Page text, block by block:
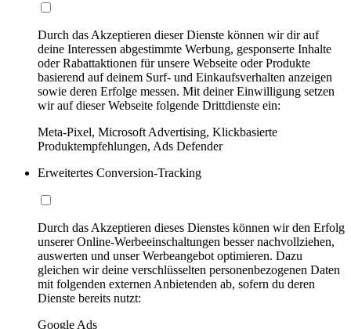
Durch das Akzeptieren dieser Dienste können wir dir auf
deine Interessen abgestimmte Werbung, gesponserte Inhalte
oder Rabattaktionen für unsere Webseite oder Produkte
basierend auf deinem Surf- und Einkaufsverhalten anzeigen
sowie deren Erfolge messen. Mit deiner Einwilligung setzen
wir auf dieser Webseite folgende Drittdienste ein:
Meta-Pixel, Microsoft Advertising, Klickbasierte
Produktempfehlungen, Ads Defender
Erweitertes Conversion-Tracking
Durch das Akzeptieren dieses Dienstes können wir den Erfolg
unserer Online-Werbeeinschaltungen besser nachvollziehen,
auswerten und unser Werbeangebot optimieren. Dazu
gleichen wir deine verschlüsselten personenbezogenen Daten
mit folgenden externen Anbietenden ab, sofern du deren
Dienste bereits nutzt:
Google Ads